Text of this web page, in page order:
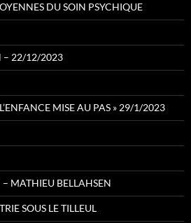
DU SOIN PSYCHIQUE
– 22/12/2023
MISE AU PAS » 29/1/2023
MATHIEU BELLAHSEN
SOUS LE TILLEUL